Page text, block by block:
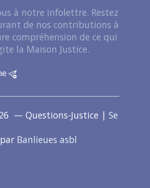
à notre infolettre. Restez
de nos contributions à
compréhension de ce qui
la Maison Justice.
— Questions-Justice | Se
Banlieues asbl